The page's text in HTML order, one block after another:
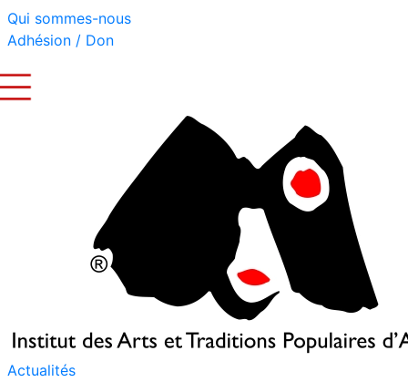
Qui sommes-nous
Adhésion / Don
Actualités